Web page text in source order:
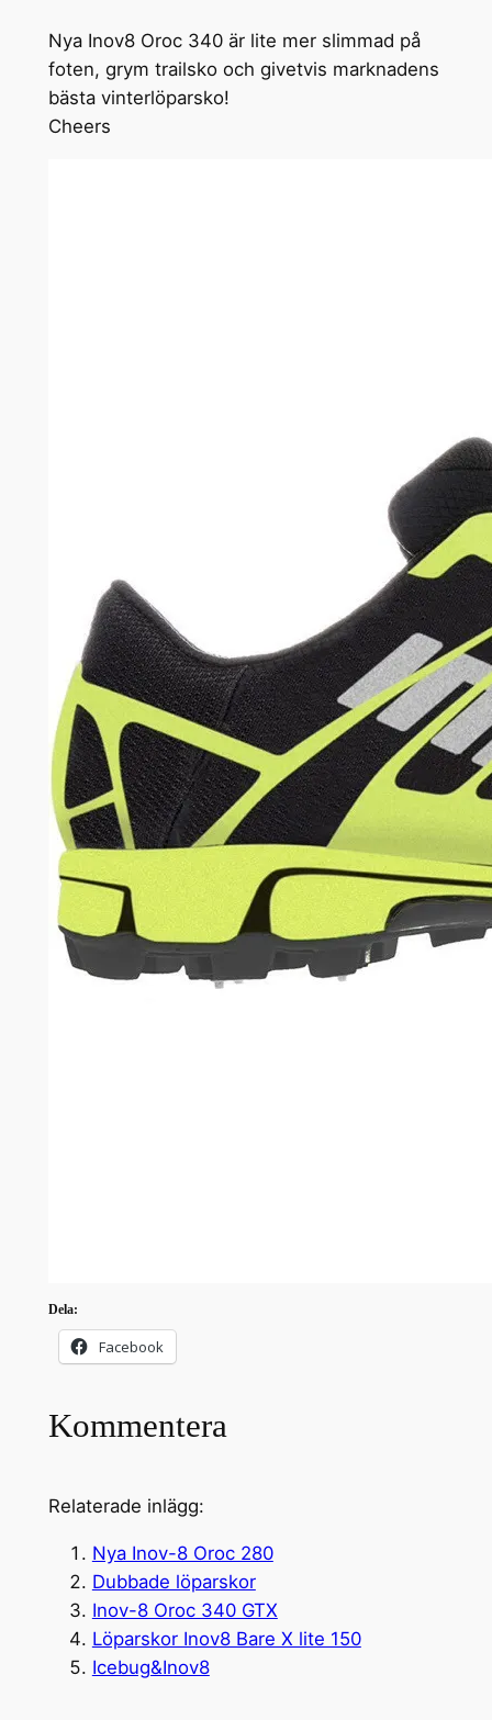
Nya Inov8 Oroc 340 är lite mer slimmad på
foten, grym trailsko och givetvis marknadens
bästa vinterlöparsko!
Cheers
Dela:
Facebook
Kommentera
Relaterade inlägg:
Nya Inov-8 Oroc 280
Dubbade löparskor
Inov-8 Oroc 340 GTX
Löparskor Inov8 Bare X lite 150
Icebug&Inov8